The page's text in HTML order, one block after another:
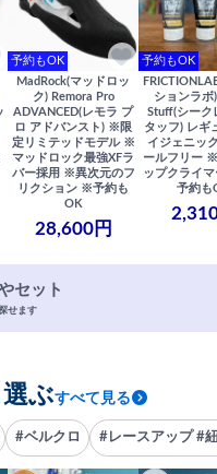
予約もOK
MadRock(マッドロッ
ク) Remora Pro
ADVANCED(レモラ プ
ロ アドバンスト) ※限
定リミテッドモデル ※
マッドロック最強XFラ
バー採用 ※異次元のフ
リクション ※予約も
OK
28,600円
予約もOK
ションラボ
Stuff(シーク
タッフ) レギ
イジェニッ
ールフリー
ップクライ
予約も
セット
せます
ぶすべて見る
#ベルクロ #レースアップ #